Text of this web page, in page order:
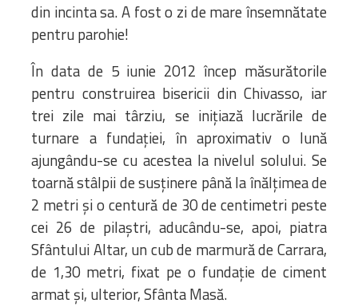
din incinta sa. A fost o zi de mare însemnătate
pentru parohie!
În data de 5 iunie 2012 încep măsurătorile
pentru construirea bisericii din Chivasso, iar
trei zile mai târziu, se iniţiază lucrările de
turnare a fundaţiei, în aproximativ o lună
ajungându-se cu acestea la nivelul solului. Se
toarnă stâlpii de susţinere până la înălţimea de
2 metri şi o centură de 30 de centimetri peste
cei 26 de pilaştri, aducându-se, apoi, piatra
Sfântului Altar, un cub de marmură de Carrara,
de 1,30 metri, fixat pe o fundaţie de ciment
armat şi, ulterior, Sfânta Masă.